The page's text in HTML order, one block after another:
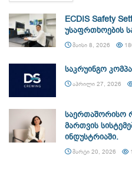
ECDIS Safety
უსაფრთხოების
ᲛᲐᲘᲡᲘ 8, 2026
საკრუინგო
ᲐᲞᲠᲘᲚᲘ 27, 2026
საერთაშორისო
მართვის
ინდუსტრიაში.
ᲛᲐᲠᲢᲘ 20, 2026